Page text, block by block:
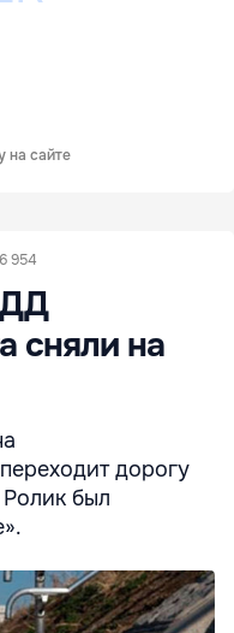
на сайте
6 954
сняли на
дорогу
был